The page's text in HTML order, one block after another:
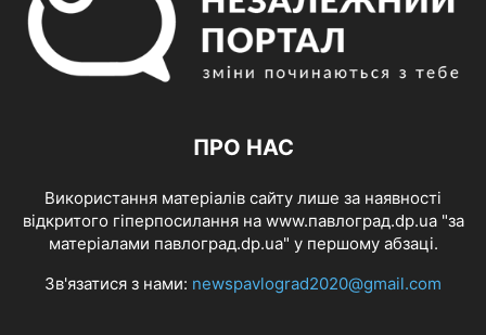
ПРО НАС
Використання матеріалів сайту лише за наявності
відкритого гіперпосилання на www.павлоград.dp.ua "за
матеріалами павлоград.dp.ua" у першому абзаці.
Зв'язатися з нами: newspavlograd2020@gmail.com